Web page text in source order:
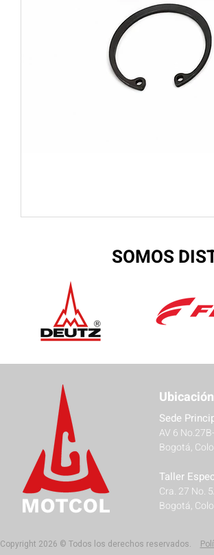
SOMOS
Ubicación
Sede
AV 6
Bogotá,
Taller
Cra. 27 No.
Bogotá,
Copyright 2026 © Todos los derechos reservados.